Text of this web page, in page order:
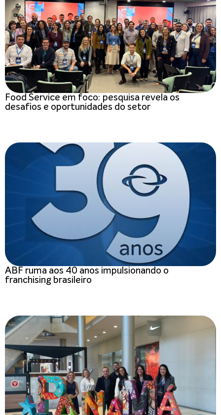
Food Service em foco: pesquisa revela os
desafios e oportunidades do setor
ABF ruma aos 40 anos impulsionando o
franchising brasileiro